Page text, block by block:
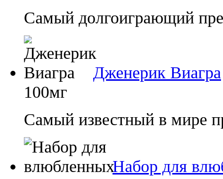
Самый долгоиграющий
Дженерик Виагра
100мг
Самый известный в мире
Набор для